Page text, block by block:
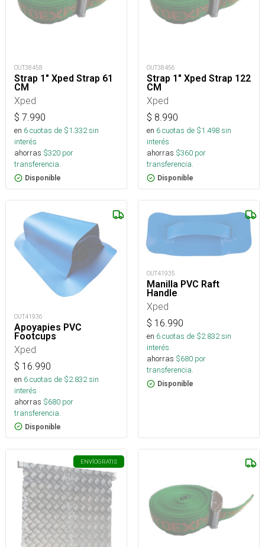
OUT38458
Strap 1" Xped Strap 61
CM
Xped
$ 7.990
en 6cuotas de $1.332sin
interés
ahorras $320 por
transferencia.
Disponible
OUT38456
Strap 1" Xped Strap 122
CM
Xped
$ 8.990
en 6cuotas de $1.498sin
interés
ahorras $360 por
transferencia.
Disponible
OUT41936
Apoyapies PVC
Footcups
Xped
$ 16.990
en 6cuotas de $2.832sin
interés
ahorras $680 por
transferencia.
Disponible
OUT41935
Manilla PVC Raft
Handle
Xped
$ 16.990
en 6cuotas de $2.832sin
interés
ahorras $680 por
transferencia.
Disponible
ENVÍOGRATIS